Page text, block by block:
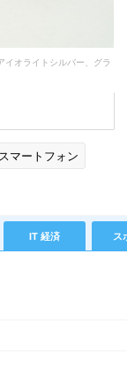
オライトシルバー、グラ
マートフォン
IT 経済 ス